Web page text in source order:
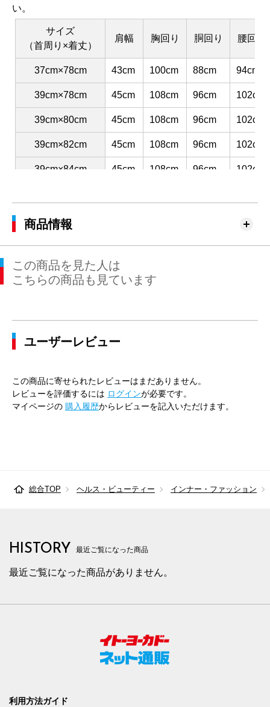
い。
サイズ
（首周り×着丈）
肩幅 胸回り 胴回り 腰回り
37cm×78cm 43cm 100cm 88cm 94cm
39cm×78cm 45cm 108cm 96cm 102cm
39cm×80cm 45cm 108cm 96cm 102cm
39cm×82cm 45cm 108cm 96cm 102cm
39cm×84cm 45cm 108cm 96cm 102cm
41cm×82cm 110cm
41cm×84cm 47cm 116cm 104cm 110cm
41cm×86cm 47cm
43cm×84cm 49cm 120cm 112cm 116cm
43cm×86cm 49cm
商品情報
この商品を見た人は
こちらの商品も見ています
ユーザーレビュー
この商品に寄せられたレビューはまだありません。
レビューを評価するには ログインが必要です。
マイページの 購入履歴からレビューを記入いただけます。
総合TOP ヘルス・ビューティー インナー・ファッション
HISTORY 最近ご覧になった商品
最近ご覧になった商品がありません。
利用方法ガイド